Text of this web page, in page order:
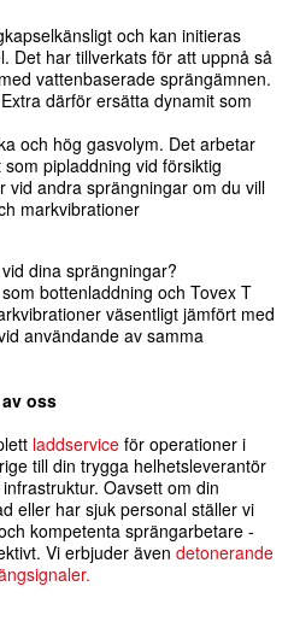
och kan initieras
Det har tillverkats för att uppnå så
vattenbaserade sprängämnen.
därför ersätta dynamit som
och hög gasvolym. Det arbetar
pipladdning vid försiktig
vid andra sprängningar om du vill
markvibrationer
dina sprängningar?
bottenladdning och Tovex T
väsentligt jämfört med
användande av samma
oss
laddservice för operationer i
till din trygga helhetsleverantör
Oavsett om din
eller har sjuk personal ställer vi
kompetenta sprängarbetare -
Vi erbjuder även detonerande